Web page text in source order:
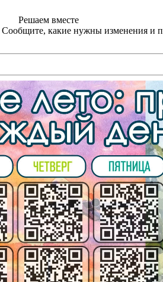
Решаем вместе
Сообщите, какие нужны изменения и